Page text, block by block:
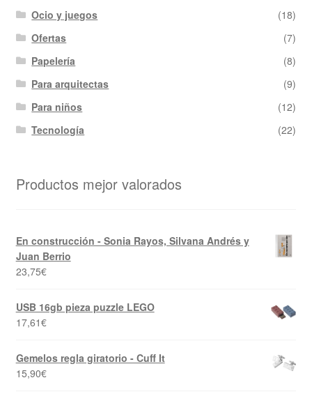
Ocio y juegos
(18)
Ofertas
(7)
Papelería
(8)
Para arquitectas
(9)
Para niños
(12)
Tecnología
(22)
Productos mejor valorados
En construcción - Sonia Rayos, Silvana Andrés y
Juan Berrio
23,75€
USB 16gb pieza puzzle LEGO
17,61€
Gemelos regla giratorio - Cuff It
15,90€